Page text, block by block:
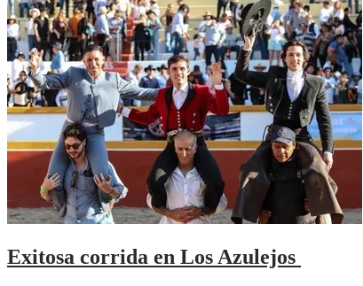
Exitosa corrida en Los Azulejos